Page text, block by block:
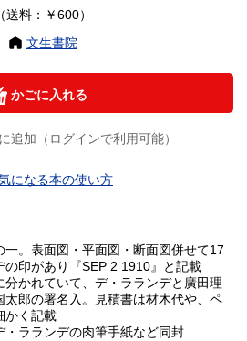
（送料：￥600）
文生書院
かごに入れる
追加（ログインで利用可能）
になる本の使い方
。表面図・平面図・断面図併せて17
印があり『SEP 2 1910』と記載
かれていて、デ・ラランデと廣田理
太郎の署名入。見積書は材木代や、ペ
かく記載
ラランデの肉筆手紙など同封